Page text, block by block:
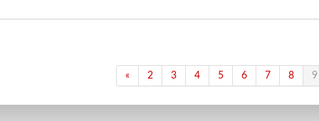
« 2 3 4 5 6 7 8 9